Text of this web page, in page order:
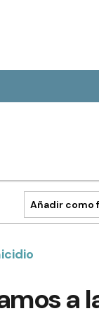
Añadir como
a